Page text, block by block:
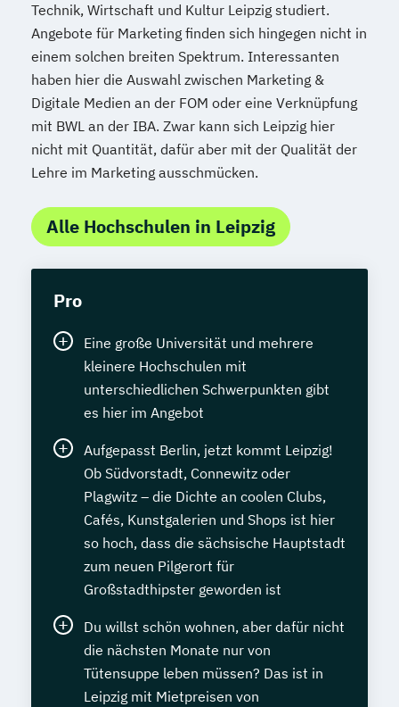
Technik, Wirtschaft und Kultur Leipzig studiert.
Angebote für Marketing finden sich hingegen nicht in
einem solchen breiten Spektrum. Interessanten
haben hier die Auswahl zwischen Marketing &
Digitale Medien an der FOM oder eine Verknüpfung
mit BWL an der IBA. Zwar kann sich Leipzig hier
nicht mit Quantität, dafür aber mit der Qualität der
Lehre im Marketing ausschmücken.
Alle Hochschulen in Leipzig
Pro
Eine große Universität und mehrere
kleinere Hochschulen mit
unterschiedlichen Schwerpunkten gibt
es hier im Angebot
Aufgepasst Berlin, jetzt kommt Leipzig!
Ob Südvorstadt, Connewitz oder
Plagwitz – die Dichte an coolen Clubs,
Cafés, Kunstgalerien und Shops ist hier
so hoch, dass die sächsische Hauptstadt
zum neuen Pilgerort für
Großstadthipster geworden ist
Du willst schön wohnen, aber dafür nicht
die nächsten Monate nur von
Tütensuppe leben müssen? Das ist in
Leipzig mit Mietpreisen von